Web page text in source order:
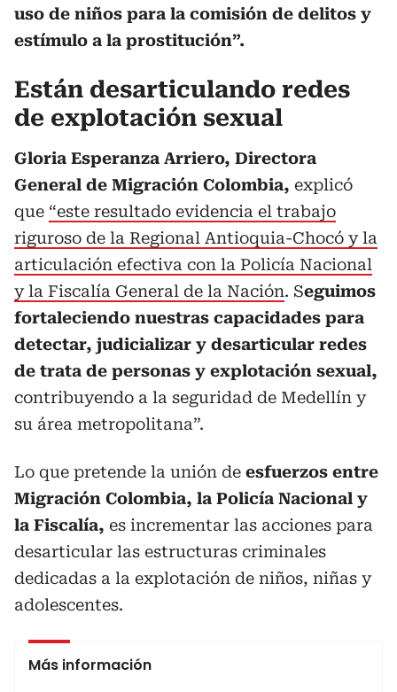
uso de niños para la comisión de delitos y
estímulo a la prostitución”.
Están desarticulando redes
de explotación sexual
Gloria Esperanza Arriero, Directora
General de Migración Colombia, explicó
que “este resultado evidencia el trabajo
riguroso de la Regional Antioquia-Chocó y la
articulación efectiva con la Policía Nacional
y la Fiscalía General de la Nación. Seguimos
fortaleciendo nuestras capacidades para
detectar, judicializar y desarticular redes
de trata de personas y explotación sexual,
contribuyendo a la seguridad de Medellín y
su área metropolitana”.
Lo que pretende la unión de esfuerzos entre
Migración Colombia, la Policía Nacional y
la Fiscalía, es incrementar las acciones para
desarticular las estructuras criminales
dedicadas a la explotación de niños, niñas y
adolescentes.
Más información